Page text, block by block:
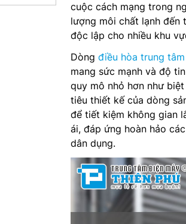
cuộc cách mạng trong
lượng môi chất lạnh đến
độc lập cho nhiều khu
Dòng điều hòa trung
mang sức mạnh và độ
quy mô nhỏ hơn như
tiêu thiết kế của dòng
để tiết kiệm không gian
ái, đáp ứng hoàn hảo
dân dụng.